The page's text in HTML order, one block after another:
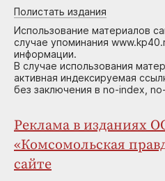
Полистать издания
Использование материалов
случае упоминания
информации.
В случае использования
активная индексируемая
без заключения в no-index,
Реклама в изданиях
«Комсомольская
сайте